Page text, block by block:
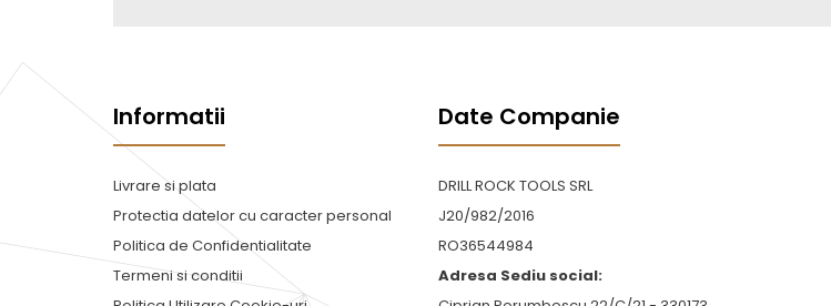
Informatii
Livrare si plata
Protectia datelor cu caracter personal
Politica de Confidentialitate
Termeni si conditii
Date Companie
DRILL ROCK TOOLS SRL
J20/982/2016
RO36544984
Adresa Sediu social: